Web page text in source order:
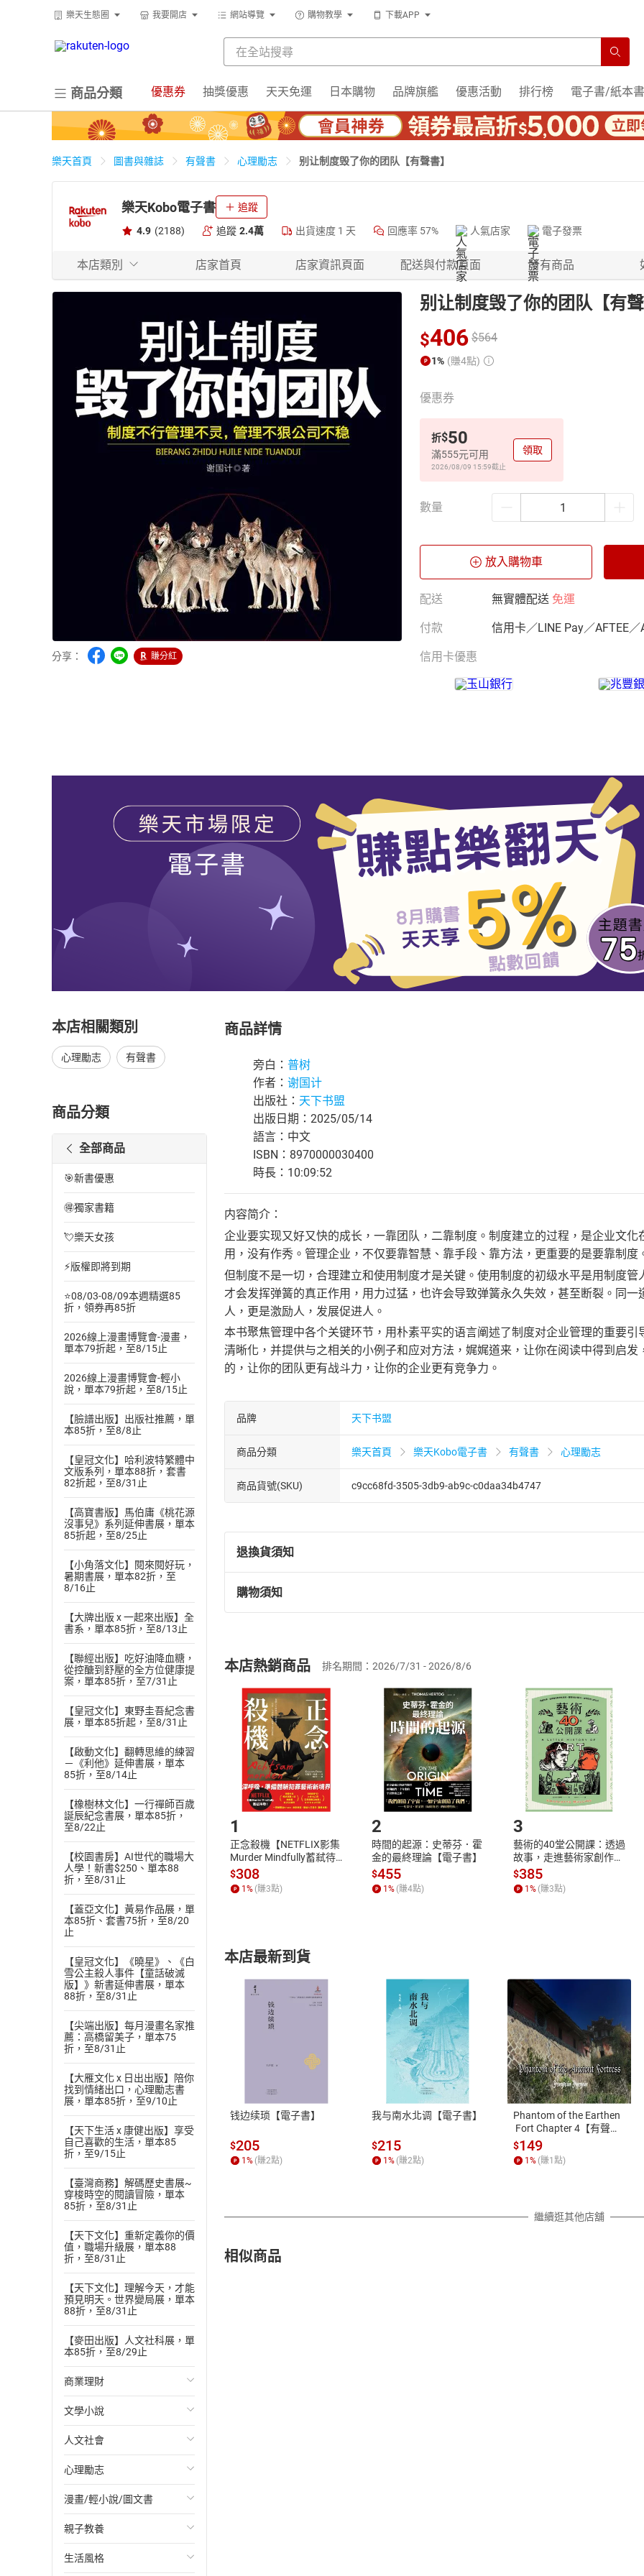
樂天生態圈 我要開店 網站導覽 購物教學 下載APP
商品分類 優惠券 抽獎優惠 天天免運 日本購物 品牌旗艦 優惠活動 排行榜 電子書/紙本書
樂天首頁 圖書與雜誌 有聲書 心理勵志 别让制度毁了你的团队【有聲書】
樂天Kobo電子書 追蹤
4.9 (2188) 追蹤 2.4萬 出貨速度 1 天 回應率 57% 人氣店家 電子發票
本店類別 店家首頁 店家資訊頁面 配送與付款頁面 所有商品
分享： 賺分紅
别让制度毁了你的团队【有
$406 $564
1% (賺4點)
優惠券
折$50
滿555元可用
2026/08/09 15:59截止
領取
數量
放入購物車
配送 無實體配送 免運
付款 信用卡／LINE Pay／AFTEE／
信用卡優惠
本店相關類別
心理勵志 有聲書
商品分類
全部商品
🎯新書優惠
🉐獨家書籍
💘樂天女孩
⚡版權即將到期
⭐08/03-08/09本週精選85
折，領券再85折
2026線上漫畫博覽會-漫畫，
單本79折起，至8/15止
2026線上漫畫博覽會-輕小
說，單本79折起，至8/15止
【臉譜出版】出版社推薦，單
本85折，至8/8止
【皇冠文化】哈利波特繁體中
文版系列，單本88折，套書
82折起，至8/31止
【高寶書版】馬伯庸《桃花源
沒事兒》系列延伸書展，單本
85折起，至8/25止
【小角落文化】閱來閱好玩，
暑期書展，單本82折，至
8/16止
【大牌出版 x 一起來出版】全
書系，單本85折，至8/13止
【聯經出版】吃好油降血糖，
從控醣到舒壓的全方位健康提
案，單本85折，至7/31止
【皇冠文化】東野圭吾紀念書
展，單本85折起，至8/31止
【啟動文化】翻轉思維的練習
－《利他》延伸書展，單本
85折，至8/14止
【橡樹林文化】一行禪師百歲
誕辰紀念書展，單本85折，
至8/22止
【校園書房】AI世代的職場大
人學！新書$250、單本88
折，至8/31止
【蓋亞文化】黃易作品展，單
本85折、套書75折，至8/20
止
【皇冠文化】《曉星》、《白
雪公主殺人事件【童話破滅
版】》新書延伸書展，單本
88折，至8/31止
【尖端出版】每月漫畫名家推
薦：高橋留美子，單本75
折，至8/31止
【大雁文化 x 日出出版】陪你
找到情緒出口，心理勵志書
展，單本85折，至9/10止
【天下生活 x 康健出版】享受
自己喜歡的生活，單本85
折，至9/15止
【臺灣商務】解碼歷史書展~
穿梭時空的閱讀冒險，單本
85折，至8/31止
【天下文化】重新定義你的價
值，職場升級展，單本88
折，至8/31止
【天下文化】理解今天，才能
預見明天。世界變局展，單本
88折，至8/31止
【麥田出版】人文社科展，單
本85折，至8/29止
商業理財
投資理財
經濟/趨勢
財務/金融
管理/領導
職場工作術
成功法
文學小說
歐美文學
日本文學
韓國文學
華文文學
經典文學
人文社會
國際關係
政治
社會科學
台灣/中國歷史
心理勵志
心靈成長/情緒
人際關係
兩性關係
漫畫/輕小說/圖文書
輕小說
奇幻/科幻
親子教養
教育現場
生活風格
商品詳情
旁白： 普树
作者： 谢国计
出版社： 天下书盟
出版日期：2025/05/14
語言：中文
ISBN：8970000030400
時長：10:09:52
内容简介：
企业要实现又好又快的成长，一靠团队，二靠制度。制度建立的过程，是企业文
用，没有作秀。管理企业，不仅要靠智慧、靠手段、靠方法，更重要的是要靠制
但制度不是一切，合理建立和使用制度才是关键。使用制度的初级水平是用制度
才会发挥弹簧的真正作用，用力过猛，也许会导致弹簧永久失效，甚至断裂。同
人，更是激励人，发展促进人。
本书聚焦管理中各个关键环节，用朴素平实的语言阐述了制度对企业管理的重要
清晰化，并提供与之相关的小例子和应对方法，娓娓道来，让你在阅读中得到启
的，让你的团队更有战斗力，让你的企业更有竞争力。
品牌 天下书盟
商品分類 樂天首頁 樂天Kobo電子書 有聲書 心理勵志
商品貨號(SKU) c9cc68fd-3505-3db9-ab9c-c0daa34b4747
退換貨須知
退換貨規定：
(一)依消費者保護法第19條第1項後段暨通訊交易解除權合理例外情事適用
(二)消費者訂購本店鋪之商品即代表知悉本店鋪所銷售之商品為電子書，
且已下載/存取電子書，不得請求退貨退款。
退貨方式：您欲取消訂單或辦理退貨時，請登入樂天市場，並於「我的訂單
貨」，本店鋪將依您的申請進行審核，待審核通過後將為您辦理退款事宜。
請注意，樂天市場須以整筆訂單為單位進行取消/退貨，恕無法以單支商品取
購物須知
挑選商品
Choose
放入購物車
Shopping cart
登入帳號
Login
購書後，如何開始使用？
Step1.選擇閱讀載具 Step2.登入
付款方式
ATM轉帳、信用卡、LINE PAY、AFTEE
退換貨規範
本店是否提供消費者保護法七日猶
之權利，遽消費者保護法及通訊交
除權合理例外情事適用準則，依商
質各有不同規定。詳細退換貨說明
照各商品說明。
本店熱銷商品 排名期間：2026/7/31 - 2026/8/6
1
正念殺機【NETFLIX影集
Murder Mindfully蓄弒待
發】【電子書】
$308
1 % (賺3點)
2
時間的起源：史蒂芬．霍
金的最終理論【電子書】
$455
1 % (賺4點)
3
藝術的40堂公開課：透過
故事，走進藝術家創作現
場，看藝術如何誕生、如
何形塑人類生活【電子
書】
$385
1 % (賺3點)
本店最新到貨
钱边续琐【電子書】
$205
1% (賺2點)
我与南水北调【電子書】
$215
1% (賺2點)
Phantom of the Earthen
Fort Chapter 4【有聲
書】
$149
1% (賺1點)
繼續逛其他店舖
相似商品